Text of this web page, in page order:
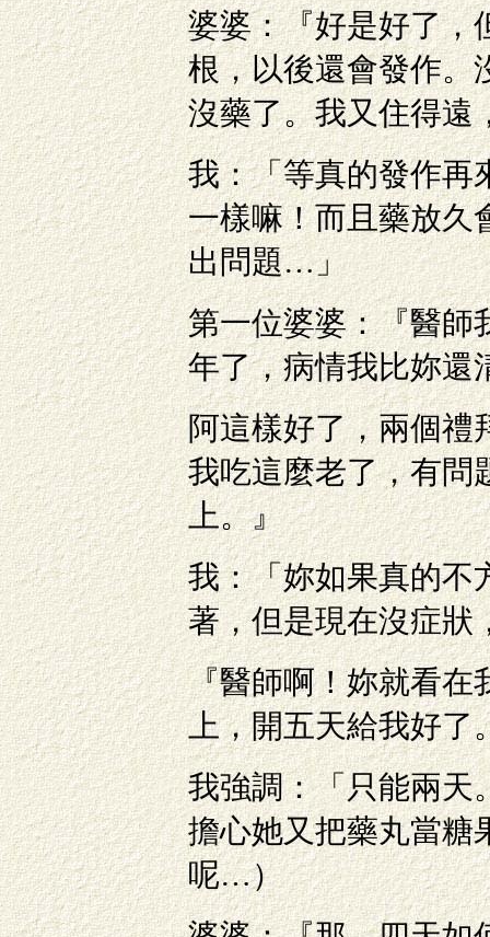
婆婆：『好是好了，
根，以後還會發作。
沒藥了。我又住得
我：「等真的發作再
一樣嘛！而且藥放久
出問題…」
第一位婆婆：『醫師
年了，病情我比妳還
阿這樣好了，兩個禮
我吃這麼老了，有問
上。』
我：「妳如果真的不
著，但是現在沒症狀
『醫師啊！妳就看在
上，開五天給我好了
我強調：「只能兩天
擔心她又把藥丸當糖
呢…）